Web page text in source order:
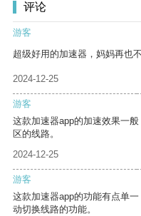
评论
游客
超级好用的加速器，妈妈再也
2024-12-25
游客
这款加速器app的加速效果一
区的线路。
2024-12-25
游客
这款加速器app的功能有点单
动切换线路的功能。